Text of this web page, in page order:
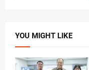
YOU MIGHT LIKE